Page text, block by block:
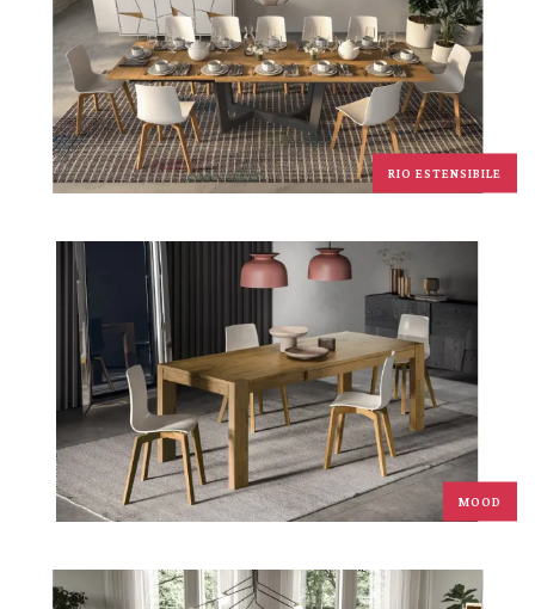
RIO ESTENSIBILE
MOOD